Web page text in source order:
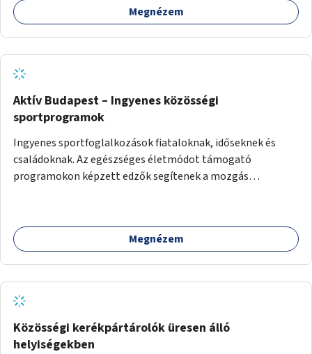
Megnézem
Aktív Budapest – Ingyenes közösségi
sportprogramok
Ingyenes sportfoglalkozások fiataloknak, időseknek és
családoknak. Az egészséges életmódot támogató
programokon képzett edzők segítenek a mozgás
Megnézem
Közösségi kerékpártárolók üresen álló
helyiségekben